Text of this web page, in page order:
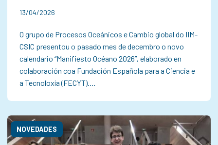
13/04/2026
O grupo de Procesos Oceánicos e Cambio global do IIM-
CSIC presentou o pasado mes de decembro o novo
calendario “Manifiesto Océano 2026”, elaborado en
colaboración coa Fundación Española para a Ciencia e
a Tecnoloxía (FECYT).…
NOVEDADES